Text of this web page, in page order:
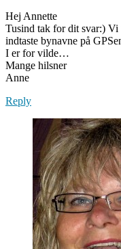
Hej Annette
Tusind tak for dit svar:)
indtaste bynavne på
I er for vilde…
Mange hilsner
Anne
Reply